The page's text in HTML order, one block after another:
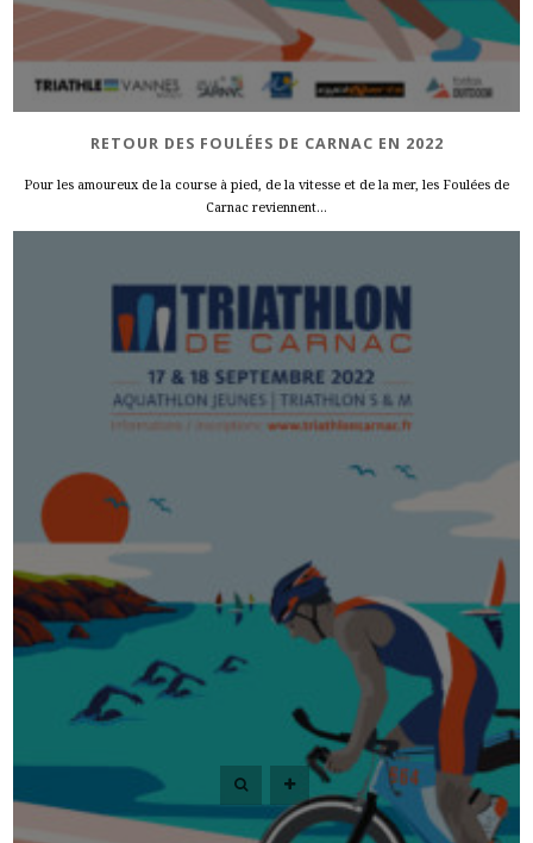
RETOUR DES FOULÉES DE CARNAC EN 2022
Pour les amoureux de la course à pied, de la vitesse et de la mer, les Foulées de
Carnac reviennent...